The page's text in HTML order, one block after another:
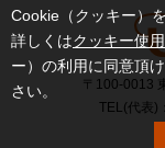
Cookie（クッキー）
詳しくはクッキー使
ー）の利用に同意頂
さい。
〒100-0013
TEL(代表)